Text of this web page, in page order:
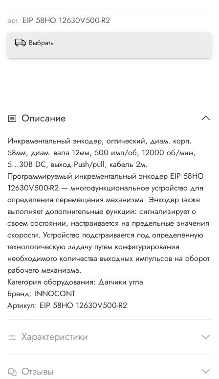
арт. EIP 58HO 12630V500-R2
Выбрать
Описание
Инкрементальный энкодер, оптический, диам. корп.
58мм, диам. вала 12мм, 500 имп/об, 12000 об/мин,
5...30В DC, выход Push/pull, кабель 2м.
Программируемый инкрементальный энкодер EIP 58HO
12630V500-R2 — многофункциональное устройство для
определения перемещения механизма. Энкодер также
выполняет дополнительные функции: сигнализирует о
своем состоянии, настраивается на предельные значения
скорости. Устройство подстраивается под определенную
технологическую задачу путем конфигурирования
необходимого количества выходных импульсов на оборот
рабочего механизма.
Категория оборудования: Датчики угла
Бренд: INNOCONT
Артикул: EIP 58HO 12630V500-R2
Характеристики
Отзывы